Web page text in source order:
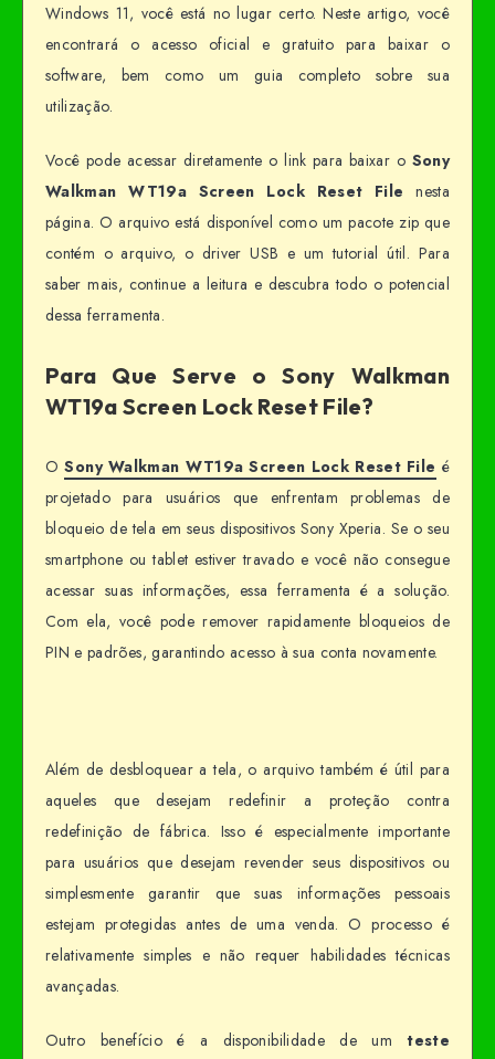
Windows 11, você está no lugar certo. Neste artigo, você
encontrará o acesso oficial e gratuito para baixar o
software, bem como um guia completo sobre sua
utilização.
Você pode acessar diretamente o link para baixar o Sony
Walkman WT19a Screen Lock Reset File nesta
página. O arquivo está disponível como um pacote zip que
contém o arquivo, o driver USB e um tutorial útil. Para
saber mais, continue a leitura e descubra todo o potencial
dessa ferramenta.
Para Que Serve o Sony Walkman
WT19a Screen Lock Reset File?
OSony Walkman WT19a Screen Lock Reset File é
projetado para usuários que enfrentam problemas de
bloqueio de tela em seus dispositivos Sony Xperia. Se o seu
smartphone ou tablet estiver travado e você não consegue
acessar suas informações, essa ferramenta é a solução.
Com ela, você pode remover rapidamente bloqueios de
PIN e padrões, garantindo acesso à sua conta novamente.
Além de desbloquear a tela, o arquivo também é útil para
aqueles que desejam redefinir a proteção contra
redefinição de fábrica. Isso é especialmente importante
para usuários que desejam revender seus dispositivos ou
simplesmente garantir que suas informações pessoais
estejam protegidas antes de uma venda. O processo é
relativamente simples e não requer habilidades técnicas
avançadas.
Outro benefício é a disponibilidade de umteste